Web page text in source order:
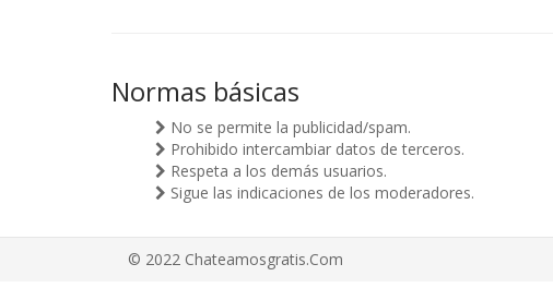
Normas básicas
No se permite la publicidad/spam.
Prohibido intercambiar datos de terceros.
Respeta a los demás usuarios.
Sigue las indicaciones de los moderadores.
© 2022 Chateamosgratis.Com